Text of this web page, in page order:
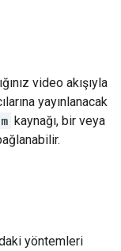
video akışıyla
yayınlanacak
kaynağı, bir veya
yöntemleri